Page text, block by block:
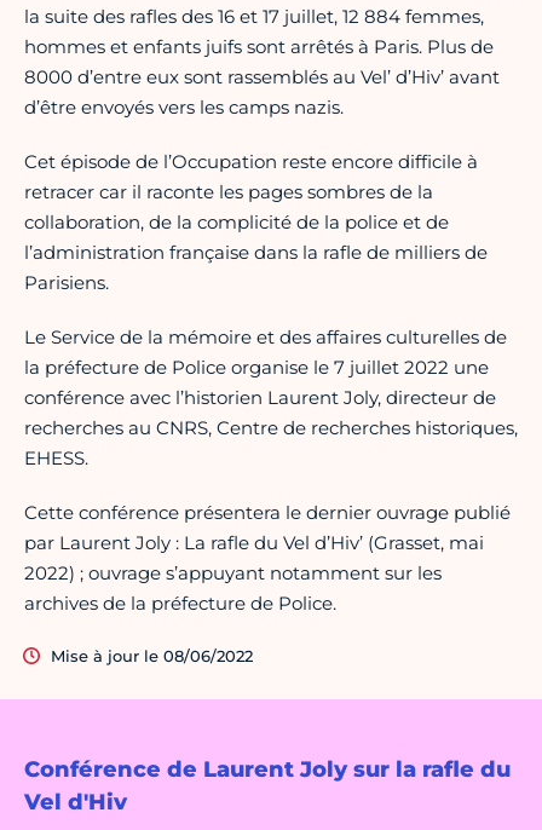
Conférence de Laurent Joly sur la rafle du
Vel d'Hiv
la suite des rafles des 16 et 17 juillet, 12 884 femmes,
hommes et enfants juifs sont arrêtés à Paris. Plus de
8000 d’entre eux sont rassemblés au Vel’ d’Hiv’ avant
d’être envoyés vers les camps nazis.
Cet épisode de l’Occupation reste encore difficile à
retracer car il raconte les pages sombres de la
collaboration, de la complicité de la police et de
l’administration française dans la rafle de milliers de
Parisiens.
Le Service de la mémoire et des affaires culturelles de
la préfecture de Police organise le 7 juillet 2022 une
conférence avec l’historien Laurent Joly, directeur de
recherches au CNRS, Centre de recherches historiques,
EHESS.
Cette conférence présentera le dernier ouvrage publié
par Laurent Joly : La rafle du Vel d’Hiv’ (Grasset, mai
2022) ; ouvrage s’appuyant notamment sur les
archives de la préfecture de Police.
Mise à jour le 08/06/2022